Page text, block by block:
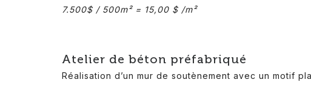
7.500$ / 500m² = 15,00 $ /m²
Atelier de béton préfabriqué
Réalisation d’un mur de soutènement avec un motif